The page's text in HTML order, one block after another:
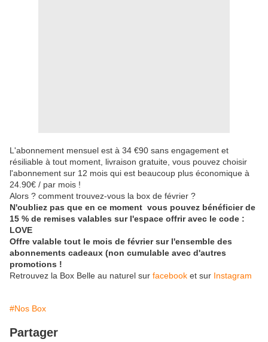
L'abonnement mensuel est à 34 €90 sans engagement et
résiliable à tout moment, livraison gratuite, vous pouvez choisir
l'abonnement sur 12 mois qui est beaucoup plus économique à
24.90€ / par mois !
Alors ? comment trouvez-vous la box de février ?
N'oubliez pas que en ce moment vous pouvez bénéficier de
15 % de remises valables sur l'espace offrir avec le code :
LOVE
Offre valable tout le mois de février sur l'ensemble des
abonnements cadeaux (non cumulable avec d'autres
promotions !
Retrouvez la Box Belle au naturel sur facebook et sur Instagram
#Nos Box
Partager